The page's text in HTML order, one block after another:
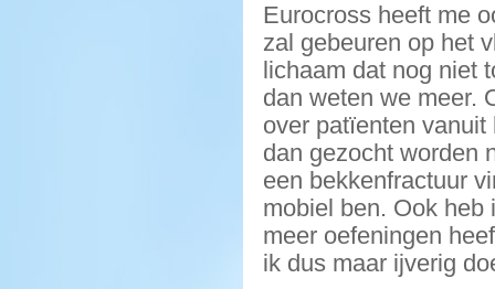
Eurocross heeft me
zal gebeuren op het
lichaam dat nog niet
dan weten we meer.
over patïenten
dan gezocht worden
een bekkenfractuur
mobiel ben. Ook heb
meer oefeningen
ik dus maar ijverig